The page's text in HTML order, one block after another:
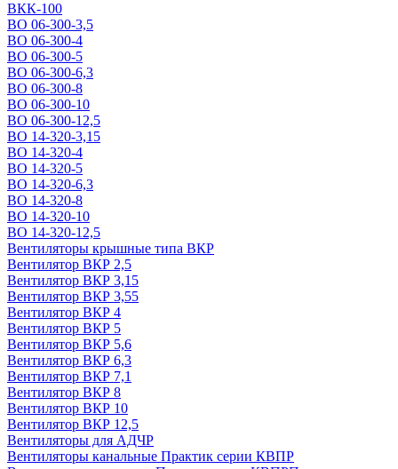
ВКК-100
ВО 06-300-3,5
ВО 06-300-4
ВО 06-300-5
ВО 06-300-6,3
ВО 06-300-8
ВО 06-300-10
ВО 06-300-12,5
ВО 14-320-3,15
ВО 14-320-4
ВО 14-320-5
ВО 14-320-6,3
ВО 14-320-8
ВО 14-320-10
ВО 14-320-12,5
Вентиляторы крышные типа ВКР
Вентилятор ВКР 2,5
Вентилятор ВКР 3,15
Вентилятор ВКР 3,55
Вентилятор ВКР 4
Вентилятор ВКР 5
Вентилятор ВКР 5,6
Вентилятор ВКР 6,3
Вентилятор ВКР 7,1
Вентилятор ВКР 8
Вентилятор ВКР 10
Вентилятор ВКР 12,5
Вентиляторы для АДЧР
Вентиляторы канальные Практик серии КВПР